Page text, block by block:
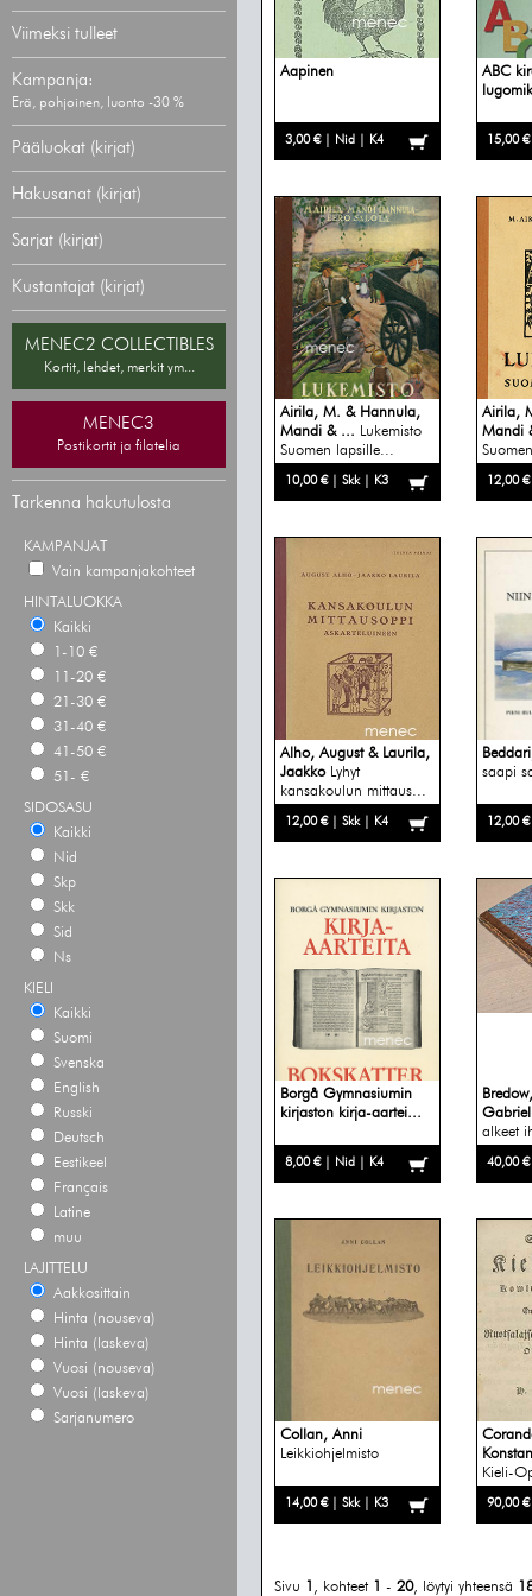
Viimeksi tulleet
Kampanja:
Erä, pohjoinen, luonto -30 %
Pääluokat (kirjat)
Hakusanat (kirjat)
Sarjat (kirjat)
Kustantajat (kirjat)
MENEC2 COLLECTIBLES
Kortit, lehdet, merkit ym...
MENEC3
Postikortit ja filatelia
Tarkenna hakutulosta
KAMPANJAT
Vain kampanjakohteet
HINTALUOKKA
Kaikki
1-10 €
11-20 €
21-30 €
31-40 €
41-50 €
51- €
SIDOSASU
Kaikki
Nid
Skp
Skk
Sid
Ns
KIELI
Kaikki
Suomi
Svenska
English
Russki
Deutsch
Eestikeel
Français
Latine
muu
LAJITTELU
Aakkosittain
Hinta (nouseva)
Hinta (laskeva)
Vuosi (nouseva)
Vuosi (laskeva)
Sarjanumero
Aapinen
3,00 € | Nid | K4
ABC
lugomik
15,00
Airila, M. & Hannula,
Mandi & ... Lukemisto
Suomen lapsille...
10,00 € | Skk | K3
Airila,
Mandi
12,00
Alho, August & Laurila,
Jaakko Lyhyt
kansakoulun mittaus...
12,00 € | Skk | K4
saapi
12,00
Borgå Gymnasiumin
kirjaston kirja-aartei...
8,00 € | Nid | K4
Gabriel
alkeet
40,00
Collan, Anni
Leikkiohjelmisto
14,00 € | Skk | K3
Kieli-
90,00
Sivu 1 , kohteet 1 - 20, löytyi yhteensä